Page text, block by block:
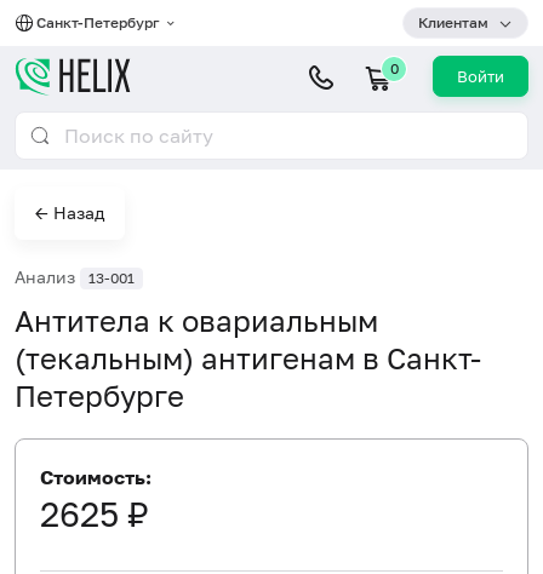
Санкт-Петербург Клиентам
0 Войти
← Назад
Анализ 13-001
Антитела к овариальным
(текальным) антигенам в Санкт-
Петербурге
Стоимость:
2625 ₽